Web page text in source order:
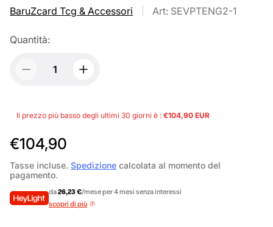
BaruZcard Tcg & Accessori Art: SEVPTENG2-1
Quantità:
Il prezzo più basso degli ultimi 30 giorni è : €104,90 EUR
P
r
e
z
€104,90
Tasse incluse. Spedizione calcolata al momento del
pagamento.
da26,23 €/mese per 4 mesi senza interessi
scopri di più